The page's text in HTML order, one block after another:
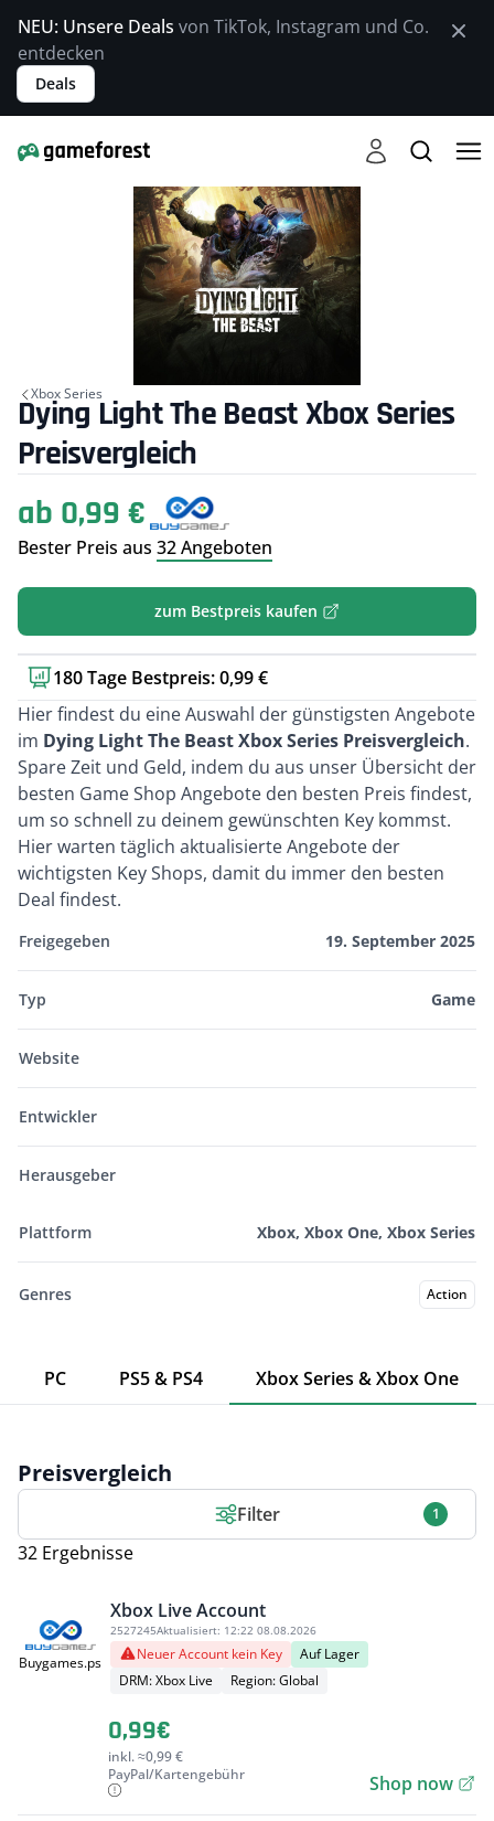
NEU: Unsere Deals von TikTok, Instagram und Co.
entdecken
Deals
Xbox Series
Dying Light The Beast Xbox Series
Preisvergleich
ab 0,99 €
Bester Preis aus 32 Angeboten
zum Bestpreis kaufen
180 Tage Bestpreis: 0,99 €
Kurzbeschreibung
Hier findest du eine Auswahl der günstigsten Angebote
im Dying Light The Beast Xbox Series Preisvergleich.
Spare Zeit und Geld, indem du aus unser Übersicht der
besten Game Shop Angebote den besten Preis findest,
um so schnell zu deinem gewünschten Key kommst.
Hier warten täglich aktualisierte Angebote der
wichtigsten Key Shops, damit du immer den besten
Deal findest.
Freigegeben 19. September 2025
Typ Game
Website
Entwickler
Herausgeber
Plattform Xbox, Xbox One, Xbox Series
Genres Action
PC PS5 & PS4 Xbox Series & Xbox One
Preisvergleich
Filter 1
32 Ergebnisse
Buygames.ps
Xbox Live Account
2527245Aktualisiert: 12:22 08.08.2026
Neuer Account kein Key
Auf Lager
DRM: Xbox Live
Region: Global
0,99€
inkl. ≈0,99 €
PayPal/Kartengebühr
Shop now